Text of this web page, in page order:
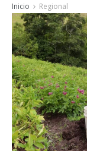
Inicio Regional